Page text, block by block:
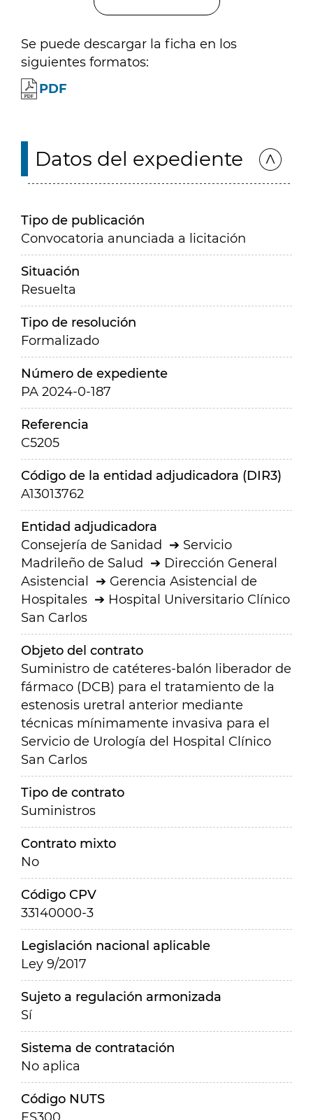
Se puede descargar la ficha en los
siguientes formatos:
PDF
Datos del expediente
Tipo de publicación
Convocatoria anunciada a licitación
Situación
Resuelta
Tipo de resolución
Formalizado
Número de expediente
PA 2024-0-187
Referencia
C5205
Código de la entidad adjudicadora (DIR3)
A13013762
Entidad adjudicadora
Consejería de Sanidad
Servicio
Madrileño de Salud
Dirección General
Asistencial
Gerencia Asistencial de
Hospitales
Hospital Universitario Clínico
San Carlos
Objeto del contrato
Suministro de catéteres-balón liberador de
fármaco (DCB) para el tratamiento de la
estenosis uretral anterior mediante
técnicas mínimamente invasiva para el
Servicio de Urología del Hospital Clínico
San Carlos
Tipo de contrato
Suministros
Contrato mixto
No
Código CPV
33140000-3
Legislación nacional aplicable
Ley 9/2017
Sujeto a regulación armonizada
Sí
Sistema de contratación
No aplica
Código NUTS